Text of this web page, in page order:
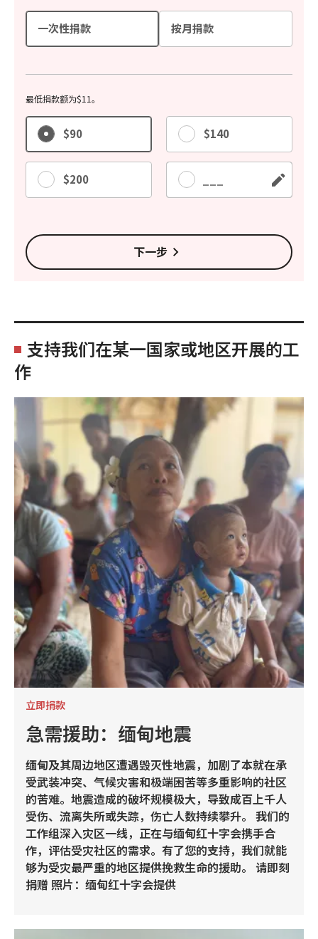
一次性捐款 按月捐款
最低捐款额为$11。
$90 $140
$200 其他
下一步
支持我们在某一国家或地区开展的工
作
立即捐款
急需援助：缅甸地震
缅甸及其周边地区遭遇毁灭性地震，加剧了本就在承
受武装冲突、气候灾害和极端困苦等多重影响的社区
的苦难。地震造成的破坏规模极大，导致成百上千人
受伤、流离失所或失踪，伤亡人数持续攀升。 我们的
工作组深入灾区一线，正在与缅甸红十字会携手合
作，评估受灾社区的需求。有了您的支持，我们就能
够为受灾最严重的地区提供挽救生命的援助。 请即刻
捐赠 照片：缅甸红十字会提供